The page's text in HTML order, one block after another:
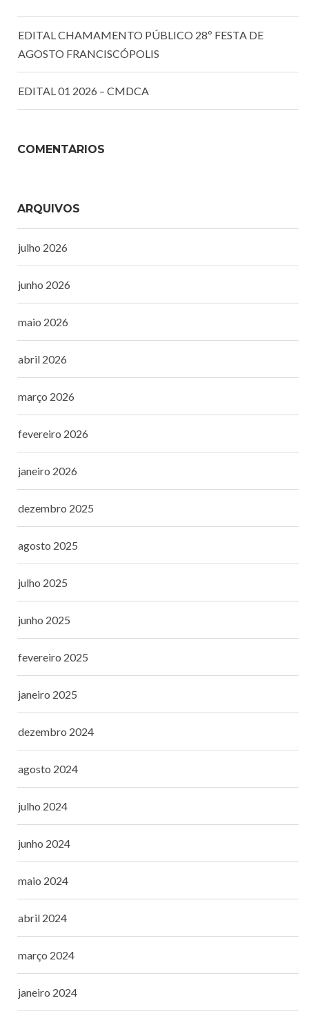
EDITAL CHAMAMENTO PÚBLICO 28º FESTA DE
AGOSTO FRANCISCÓPOLIS
EDITAL 01 2026 – CMDCA
COMENTÁRIOS
ARQUIVOS
julho 2026
junho 2026
maio 2026
abril 2026
março 2026
fevereiro 2026
janeiro 2026
dezembro 2025
agosto 2025
julho 2025
junho 2025
fevereiro 2025
janeiro 2025
dezembro 2024
agosto 2024
julho 2024
junho 2024
maio 2024
abril 2024
março 2024
janeiro 2024